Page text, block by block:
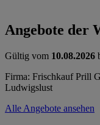
Angebote der
Gültig vom 10.08.2026
Firma: Frischkauf Prill
Ludwigslust
Alle Angebote ansehen